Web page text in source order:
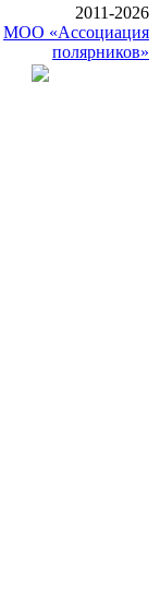
2011-2026
МОО «Ассоциация
полярников»